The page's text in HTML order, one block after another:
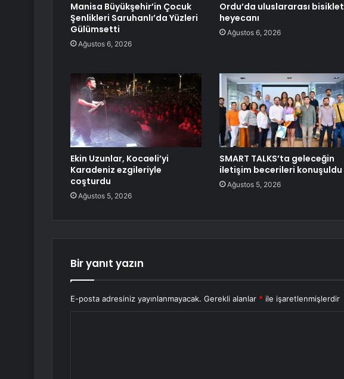
Manisa Büyükşehir’in Çocuk
Şenlikleri Saruhanlı’da Yüzleri
Gülümsetti
Ağustos 6, 2026
Ordu’da uluslararası bisiklet
heyecanı
Ağustos 6, 2026
Ekin Uzunlar, Kocaeli’yi
Karadeniz ezgileriyle
coşturdu
Ağustos 5, 2026
SMART TALKS’ta geleceğin
iletişim becerileri konuşuldu
Ağustos 5, 2026
Bir yanıt yazın
E-posta adresiniz yayınlanmayacak. Gerekli alanlar * ile işaretlenmişlerdir